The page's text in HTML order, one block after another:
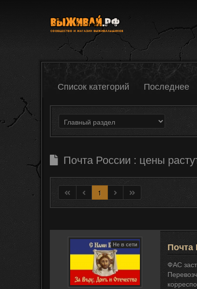
Список категорий Последнее
Почта России : цены
1
Не в сети Почта
ФАС